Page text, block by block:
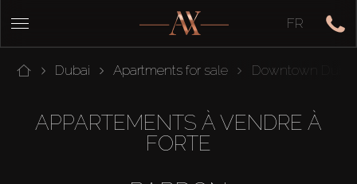
FR
Dubai Apartments for sale Downtown Dubai
APPARTEMENTS À VENDRE À
FORTE